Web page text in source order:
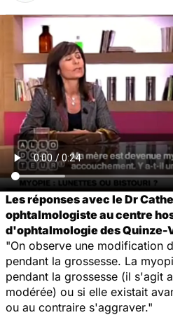
Les réponses avec le Dr
ophtalmologiste au centre
d'ophtalmologie des Quinze-
"On observe une modification
pendant la grossesse. La
pendant la grossesse (il s'agit
modérée) ou si elle existait
ou au contraire s'aggraver."